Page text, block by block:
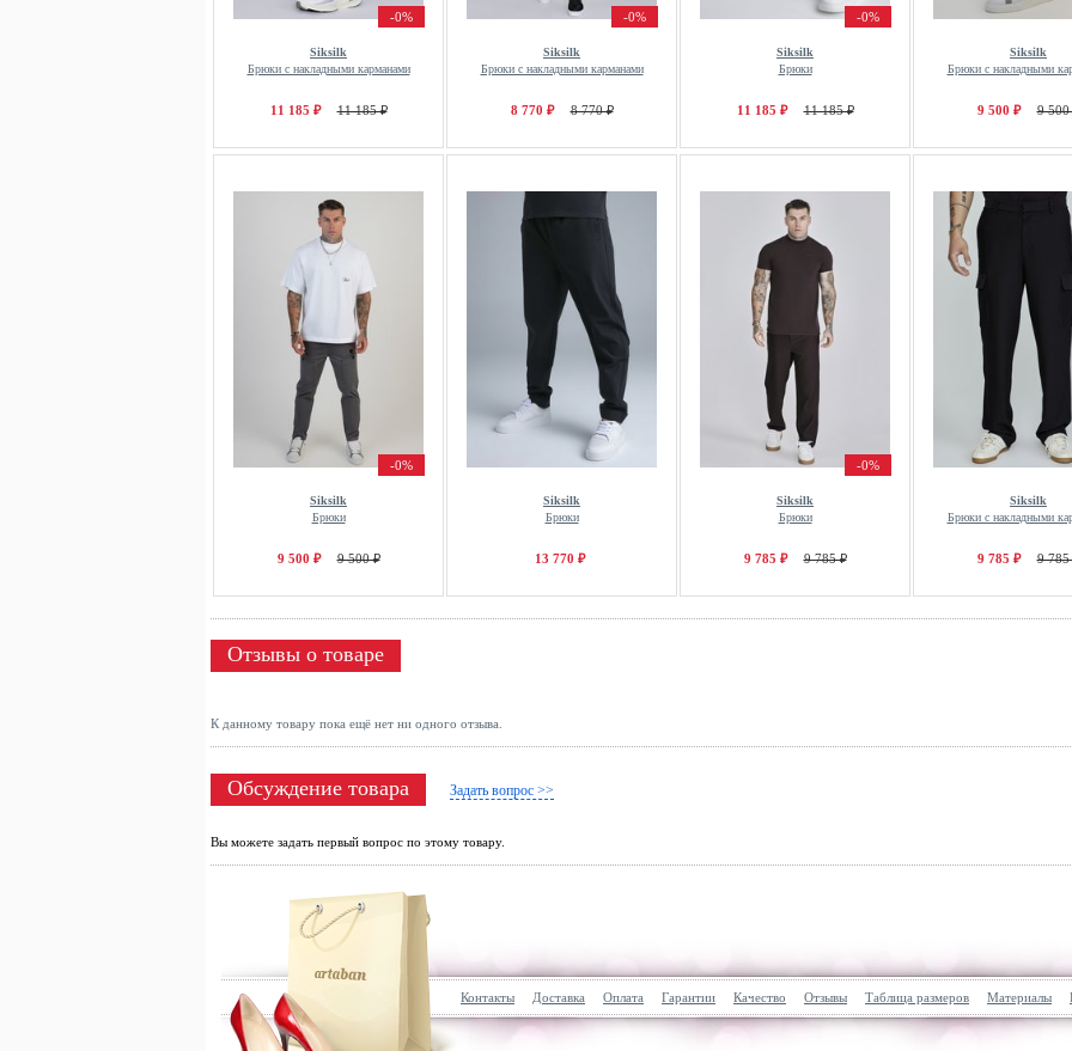
-0%
Siksilk
Брюки с накладными карманами
11 185 ₽ 11 185 ₽
-0%
Siksilk
Брюки с накладными карманами
8 770 ₽ 8 770 ₽
-0%
Siksilk
Брюки
11 185 ₽ 11 185 ₽
Siksilk
Брюки с накладными
9 500 ₽ 9 500
-0%
Siksilk
Брюки
9 500 ₽ 9 500 ₽
Siksilk
Брюки
13 770 ₽
-0%
Siksilk
Брюки
9 785 ₽ 9 785 ₽
Siksilk
Брюки с накладными
9 785 ₽ 9 785
Отзывы о товаре
К данному товару пока ещё нет ни одного отзыва.
Обсуждение товара Задать вопрос >>
Вы можете задать первый вопрос по этому товару.
Контакты Доставка Оплата Гарантии Качество Отзывы Таблица размеров Материалы